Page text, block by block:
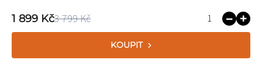
3 799 Kč
1 899 Kč
KOUPIT